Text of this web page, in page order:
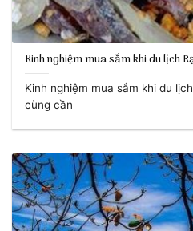
Kinh nghiệm mua sắm khi du lịch
Kinh nghiệm mua sắm khi du
cùng cần